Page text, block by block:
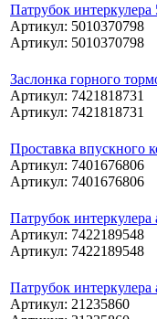
Патрубок интеркулера
Артикул: 5010370798
Артикул: 5010370798
Заслонка горного
Артикул: 7421818731
Артикул: 7421818731
Проставка впускного
Артикул: 7401676806
Артикул: 7401676806
Патрубок
Артикул: 7422189548
Артикул: 7422189548
Патрубок
Артикул: 21235860